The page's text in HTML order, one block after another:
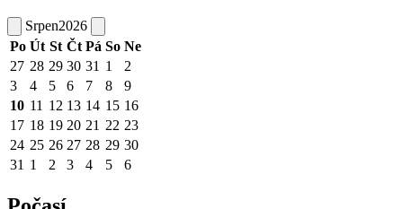
Srpen2026
Po Út St Čt Pá So Ne
27 28 29 30 31 1
2
3
4 5 6 7 8
9
10 11 12 13 14 15 16
17 18 19 20 21 22 23
24 25 26 27 28 29 30
31 1 2 3 4 5 6